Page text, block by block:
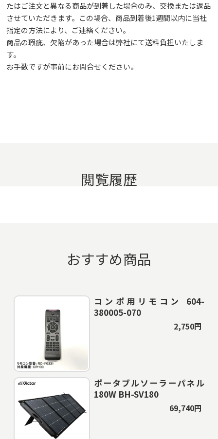
たはご注文と異なる商品が到着した場合のみ、交換または返品
させていただきます。この場合、商品到着後1週間以内に当社
指定の方法により、ご連絡ください。
商品の瑕疵、欠陥があった場合は弊社にて送料負担いたしま
す。
お手数ですが事前にお問合せください。
閲覧履歴
おすすめ商品
コンポ用リモコン 604-
380005-070
2,750円
ポータブルソーラーパネル
180W BH-SV180
69,740円